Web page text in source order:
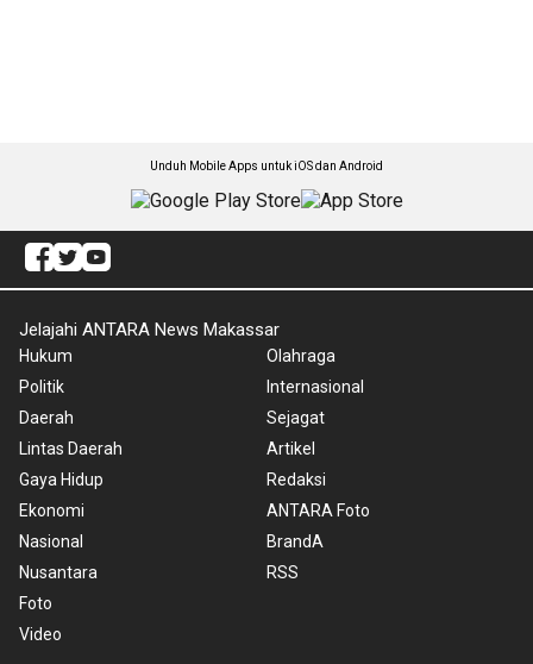
Unduh Mobile Apps untuk iOS dan Android
Jelajahi ANTARA News Makassar
Hukum
Politik
Daerah
Lintas Daerah
Gaya Hidup
Ekonomi
Nasional
Nusantara
Foto
Video
Olahraga
Internasional
Sejagat
Artikel
Redaksi
ANTARA Foto
BrandA
RSS